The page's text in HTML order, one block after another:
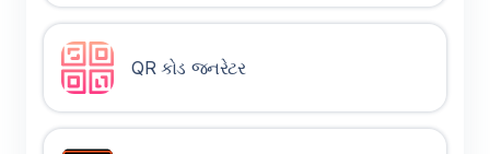
QR કોડ જનરેટર